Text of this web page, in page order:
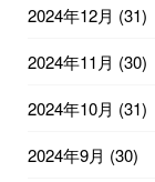
2024年12月 (31)
2024年11月 (30)
2024年10月 (31)
2024年9月 (30)